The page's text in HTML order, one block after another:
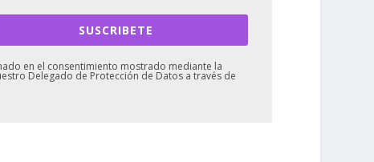
SUSCRIBETE
en el consentimiento mostrado mediante la
Delegado de Protección de Datos a través de